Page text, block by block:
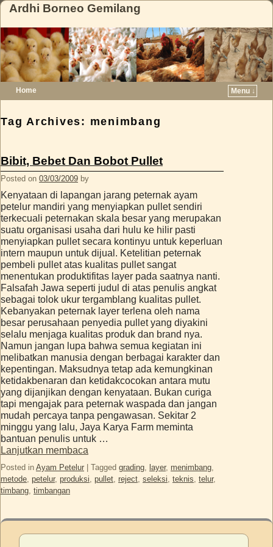
Ardhi Borneo Gemilang
Home
Menu ↓
Tag Archives: menimbang
Bibit, Bebet Dan Bobot Pullet
Posted on 03/03/2009 by
Kenyataan di lapangan jarang peternak ayam
petelur mandiri yang menyiapkan pullet sendiri
terkecuali peternakan skala besar yang merupakan
suatu organisasi usaha dari hulu ke hilir pasti
menyiapkan pullet secara kontinyu untuk keperluan
intern maupun untuk dijual. Ketelitian peternak
pembeli pullet atas kualitas pullet sangat
menentukan produktifitas layer pada saatnya nanti.
Falsafah Jawa seperti judul di atas penulis angkat
sebagai tolok ukur tergamblang kualitas pullet.
Kebanyakan peternak layer terlena oleh nama
besar perusahaan penyedia pullet yang diyakini
selalu menjaga kualitas produk dan brand nya.
Namun jangan lupa bahwa semua kegiatan ini
melibatkan manusia dengan berbagai karakter dan
kepentingan. Maksudnya tetap ada kemungkinan
ketidakbenaran dan ketidakcocokan antara mutu
yang dijanjikan dengan kenyataan. Bukan curiga
tapi mengajak para peternak waspada dan jangan
mudah percaya tanpa pengawasan. Sekitar 2
minggu yang lalu, Jaya Karya Farm meminta
bantuan penulis untuk …
Lanjutkan membaca
Posted in Ayam Petelur Tagged grading, layer, menimbang,
metode, petelur, produksi, pullet, reject, seleksi, teknis, telur,
timbang, timbangan